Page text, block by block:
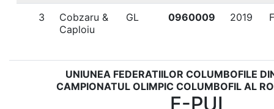
3
Cobzaru &
Caploiu
GL 0960009 2019 F
UNIUNEA FEDERATIILOR COLUMBOFILE
CAMPIONATUL OLIMPIC COLUMBOFIL AL
F-PUI